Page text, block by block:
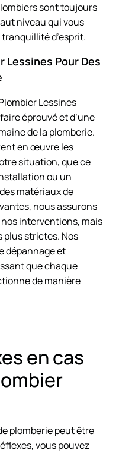
sont toujours
niveau qui vous
d’esprit.
Lessines Pour Des
Lessines
éprouvé et d’une
de la plomberie.
en œuvre les
situation, que ce
ou un
matériaux de
nous assurons
interventions, mais
plus strictes. Nos
dépannage et
que chaque
de manière
en cas
plomberie peut être
vous pouvez